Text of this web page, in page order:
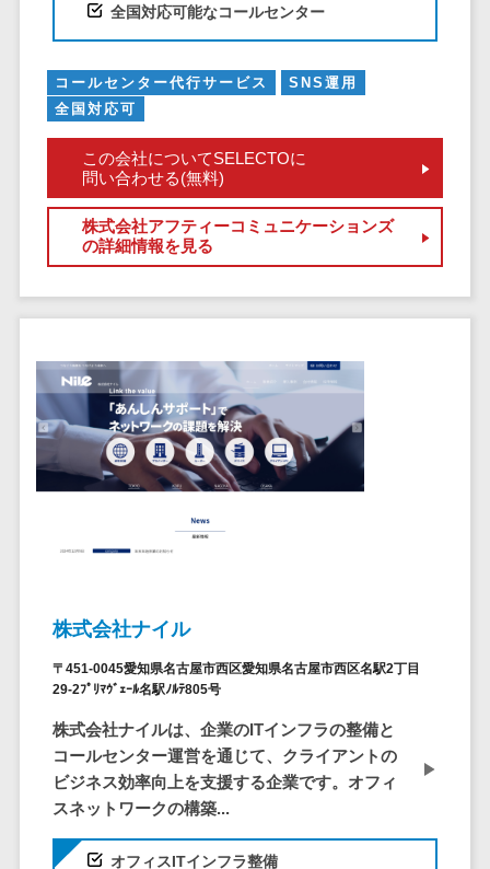
オンコール代行サービス>
ス>
診療予約システム>
歯科向け電子カルテ>
歯科予約システム>
リハビリ管理システム>
電子薬歴システム>
不動産業界向け
不動産管理サービス>
不動産ホームページ制作>
入居者管理アプリ>
用地管理システム>
保険代理店システム>
図面検索システム>
プロジェクト
電子証明書サ
ービス
ービス
データセンタ
ー
クラウド基盤
クローニング
ツール
クラウドバッ
クアップ
デスクトップ
仮想化
IoTプラットフ
ル
イス管理
サーバー・ネ
ットワーク監視
設備監視シス
テム
全国対応可能なコールセンター
コールセンター代行サービス
SNS運用
全国対応可
この会社についてSELECTOに
問い合わせる(無料)
株式会社アフティーコミュニケーションズ
の詳細情報を見る
株式会社ナイル
〒451-0045愛知県名古屋市西区愛知県名古屋市西区名駅2丁目
29-2ﾌﾟﾘﾏｳﾞｪｰﾙ名駅ﾉﾙﾃ805号
株式会社ナイルは、企業のITインフラの整備と
コールセンター運営を通じて、クライアントの
ビジネス効率向上を支援する企業です。オフィ
スネットワークの構築...
オフィスITインフラ整備